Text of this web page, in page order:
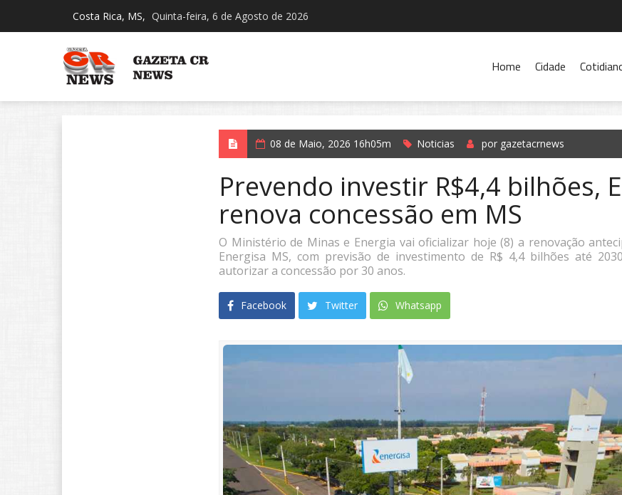
Costa Rica, MS, Quinta-feira, 6 de Agosto de 2026
Home Cidade
08 de Maio, 2026 16h05m Noticias por gazetacrnews
Prevendo investir R$4,4 bilhões,
renova concessão em MS
O Ministério de Minas e Energia vai oficializar hoje (8) a renovação
Energisa MS, com previsão de investimento de R$ 4,4 bilhões até
autorizar a concessão por 30 anos.
Facebook Twitter Whatsapp